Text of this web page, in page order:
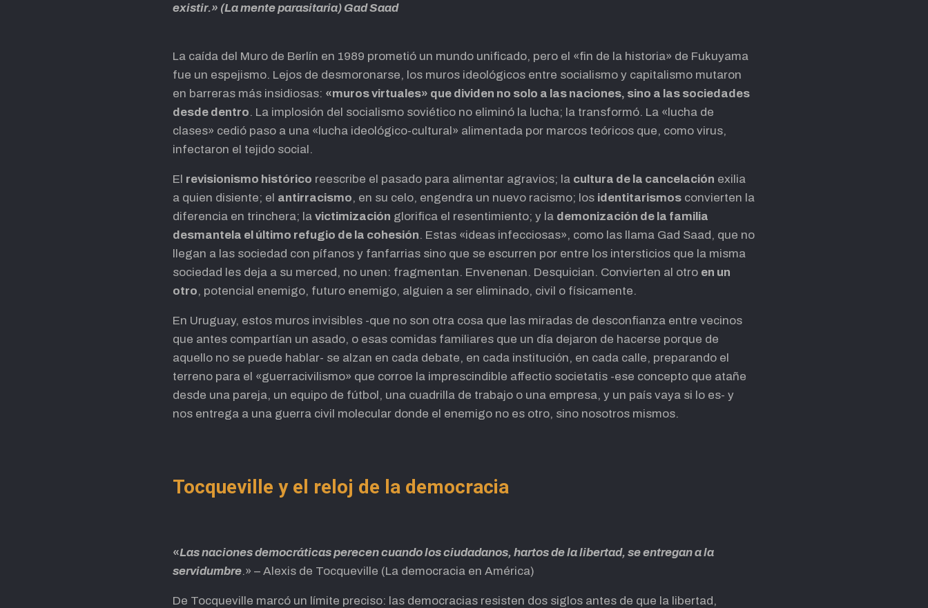
existir.» (La mente parasitaria) Gad Saad
La caída del Muro de Berlín en 1989 prometió un mundo unificado, pero el «fin de la historia» de Fukuyama
fue un espejismo. Lejos de desmoronarse, los muros ideológicos entre socialismo y capitalismo mutaron
en barreras más insidiosas: «muros virtuales» que dividen no solo a las naciones, sino a las sociedades
desde dentro. La implosión del socialismo soviético no eliminó la lucha; la transformó. La «lucha de
clases» cedió paso a una «lucha ideológico-cultural» alimentada por marcos teóricos que, como virus,
infectaron el tejido social.
El revisionismo histórico reescribe el pasado para alimentar agravios; la cultura de la cancelación exilia
a quien disiente; el antirracismo, en su celo, engendra un nuevo racismo; los identitarismos convierten la
diferencia en trinchera; lavictimización glorifica el resentimiento; y la demonización de la familia
desmantela el último refugio de la cohesión. Estas «ideas infecciosas», como las llama Gad Saad, que no
llegan a las sociedad con pífanos y fanfarrias sino que se escurren por entre los intersticios que la misma
sociedad les deja a su merced, no unen: fragmentan. Envenenan. Desquician. Convierten al otro en un
otro, potencial enemigo, futuro enemigo, alguien a ser eliminado, civil o físicamente.
En Uruguay, estos muros invisibles -que no son otra cosa que las miradas de desconfianza entre vecinos
que antes compartían un asado, o esas comidas familiares que un día dejaron de hacerse porque de
aquello no se puede hablar- se alzan en cada debate, en cada institución, en cada calle, preparando el
terreno para el «guerracivilismo» que corroe la imprescindible affectio societatis -ese concepto que atañe
desde una pareja, un equipo de fútbol, una cuadrilla de trabajo o una empresa, y un país vaya si lo es- y
nos entrega a una guerra civil molecular donde el enemigo no es otro, sino nosotros mismos.
Tocqueville y el reloj de la democracia
«Las naciones democráticas perecen cuando los ciudadanos, hartos de la libertad, se entregan a la
servidumbre.» – Alexis de Tocqueville (La democracia en América)
De Tocqueville marcó un límite preciso: las democracias resisten dos siglos antes de que la libertad,